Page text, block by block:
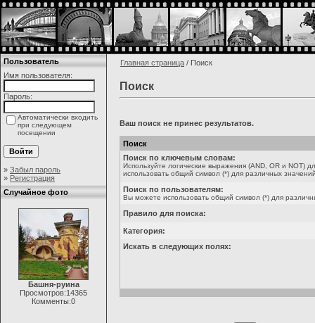
Пользователь
Имя пользователя:
Пароль:
Автоматически входить
при следующем
посещении
» Забыл пароль
» Регистрация
Случайное фото
Башня-руина
Просмотров:14365
Комменты:0
Главная страница / Поиск
Поиск
Ваш поиск не принес результатов.
Поиск
Поиск по ключевым словам:
Используйте логические выражения (AND, OR и NOT)
использовать общий символ (*) для различных
Поиск по пользователям:
Вы можете использовать общий символ (*) для
Правило для поиска:
Категория:
Искать в следующих полях: